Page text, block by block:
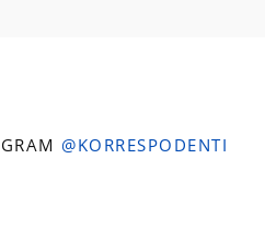
@KORRESPODENTI